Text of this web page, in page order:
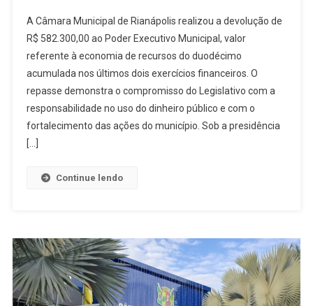
De
Rianápolis
Devolve
Quase
R$
600
Mil
A Câmara Municipal de Rianápolis realizou a devolução de
R$ 582.300,00 ao Poder Executivo Municipal, valor
referente à economia de recursos do duodécimo
acumulada nos últimos dois exercícios financeiros. O
repasse demonstra o compromisso do Legislativo com a
responsabilidade no uso do dinheiro público e com o
fortalecimento das ações do município. Sob a presidência
[…]
Continue lendo